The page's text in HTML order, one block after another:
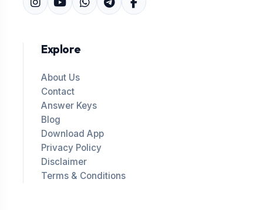
Explore
About Us
Contact
Answer Keys
Blog
Download App
Privacy Policy
Disclaimer
Terms & Conditions